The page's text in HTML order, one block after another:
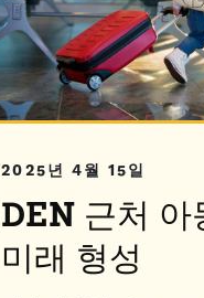
2025년 4월 15일
DEN 근처 아
미래 형성